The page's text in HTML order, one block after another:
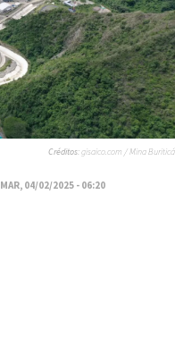
MAR, 04/02/2025 - 06:20
Créditos:gisaico.com / Mina Buriticá